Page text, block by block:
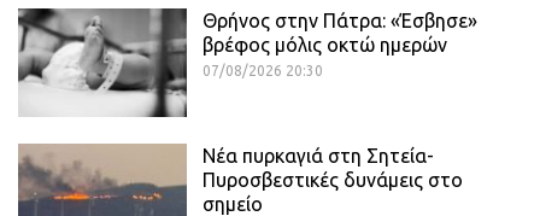
Θρήνος στην Πάτρα: «Έσβησε»
βρέφος μόλις οκτώ ημερών
07/08/2026 20:30
Νέα πυρκαγιά στη Σητεία-
Πυροσβεστικές δυνάμεις στο
σημείο